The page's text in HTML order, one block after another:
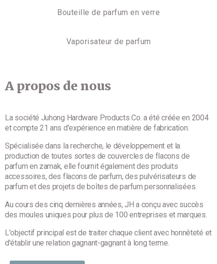
Bouteille de parfum en verre
Vaporisateur de parfum
A propos de nous
La société Juhong Hardware Products Co. a été créée en 2004
et compte 21 ans d'expérience en matière de fabrication.
Spécialisée dans la recherche, le développement et la
production de toutes sortes de couvercles de flacons de
parfum en zamak, elle fournit également des produits
accessoires, des flacons de parfum, des pulvérisateurs de
parfum et des projets de boîtes de parfum personnalisées.
Au cours des cinq dernières années, JH a conçu avec succès
des moules uniques pour plus de 100 entreprises et marques.
L'objectif principal est de traiter chaque client avec honnêteté et
d'établir une relation gagnant-gagnant à long terme.